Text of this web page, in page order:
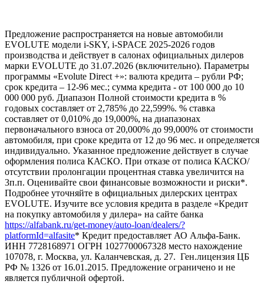
Предложение распространяется на новые автомобили
EVOLUTE модели i-SKY, i-SPACE 2025-2026 годов
производства и действует в салонах официальных дилеров
марки EVOLUTE до 31.07.2026 (включительно). Параметры
программы «Evolute Direct +»: валюта кредита – рубли РФ;
срок кредита – 12-96 мес.; сумма кредита - от 100 000 до 10
000 000 руб. Диапазон Полной стоимости кредита в %
годовых составляет от 2,785% до 22,599%. % ставка
составляет от 0,010% до 19,000%, на диапазонах
первоначального взноса от 20,000% до 99,000% от стоимости
автомобиля, при сроке кредита от 12 до 96 мес. и определяется
индивидуально. Указанное предложение действует в случае
оформления полиса КАСКО. При отказе от полиса КАСКО/
отсутствии пролонгации процентная ставка увеличится на
3п.п. Оценивайте свои финансовые возможности и риски*.
Подробнее уточняйте в официальных дилерских центрах
EVOLUTE. Изучите все условия кредита в разделе «Кредит
на покупку автомобиля у дилера» на сайте банка
https://alfabank.ru/get-money/auto-loan/dealers/?
platformId=alfasite* Кредит предоставляет АО Альфа-Банк.
ИНН 7728168971 ОГРН 1027700067328 место нахождение
107078, г. Москва, ул. Каланчевская, д. 27. Ген.лицензия ЦБ
РФ № 1326 от 16.01.2015. Предложение ограничено и не
является публичной офертой.